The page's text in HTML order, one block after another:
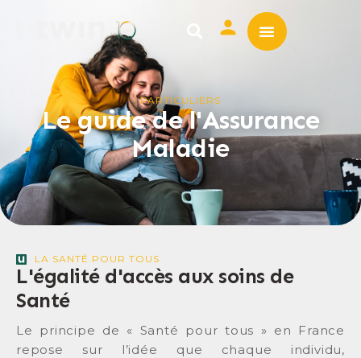
PARTICULIERS
Le guide de l'Assurance
Maladie
LA SANTÉ POUR TOUS
L'égalité d'accès aux soins de
Santé
Le principe de « Santé pour tous » en France
repose sur l’idée que chaque individu,